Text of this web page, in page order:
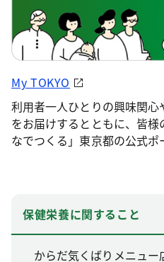
My TOKYO
利用者一人ひとりの興味関
をお届けするとともに、皆
なでつくる」東京都の公式ポ
保健栄養に関すること
からだ気くばりメニュー